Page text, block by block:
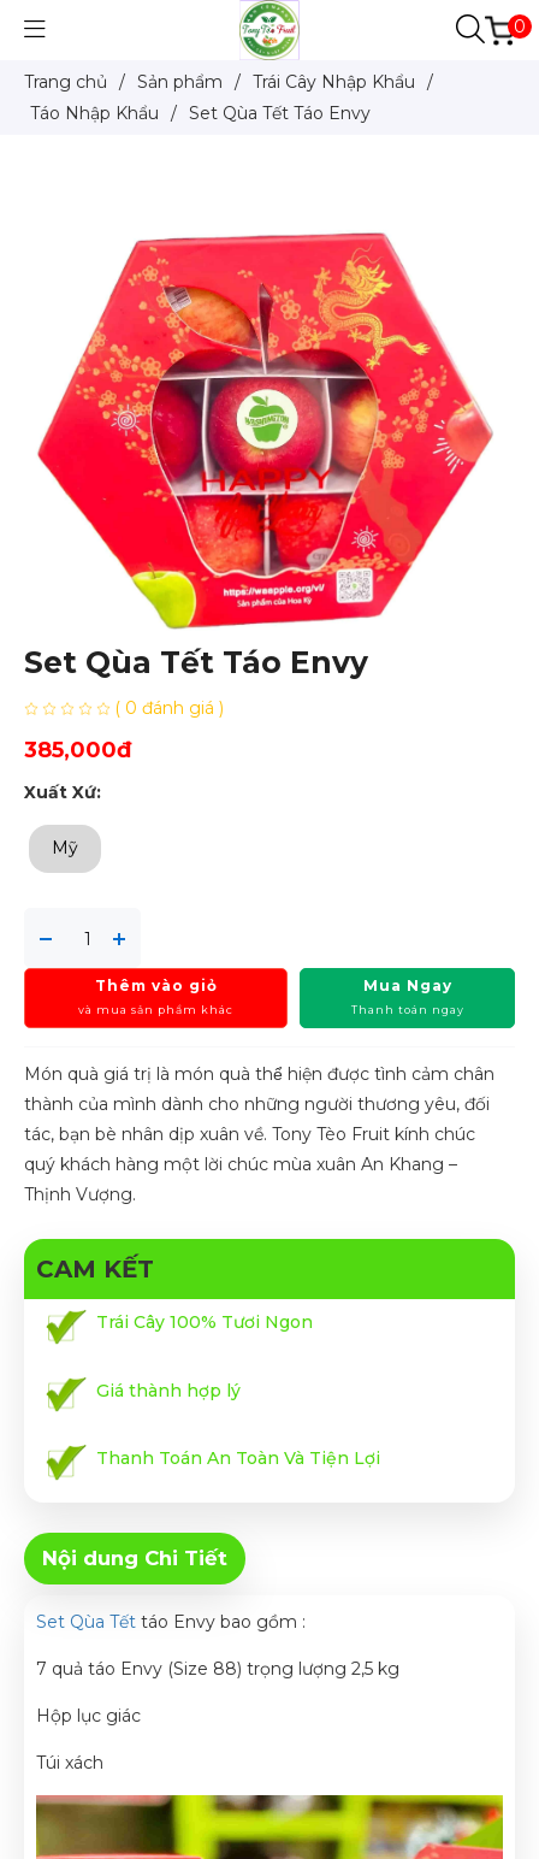
0
Trang chủ / Sản phẩm / Trái Cây Nhập Khẩu
/
Táo Nhập Khẩu
/ Set Qùa Tết Táo Envy
Set Qùa Tết Táo Envy
( 0 đánh giá )
385,000đ
Xuất Xứ:
Mỹ
Thêm vào giỏ
và mua sản phẩm khác
Mua Ngay
Thanh toán ngay
Món quà giá trị là món quà thể hiện được tình cảm chân
thành của mình dành cho những người thương yêu, đối
tác, bạn bè nhân dịp xuân về. Tony Tèo Fruit kính chúc
quý khách hàng một lời chúc mùa xuân An Khang –
Thịnh Vượng.
CAM KẾT
Trái Cây 100% Tươi Ngon
Giá thành hợp lý
Thanh Toán An Toàn Và Tiện Lợi
Nội dung Chi Tiết
Set Qùa Tết táo Envy bao gồm :
7 quả táo Envy (Size 88) trọng lượng 2,5 kg
Hộp lục giác
Túi xách